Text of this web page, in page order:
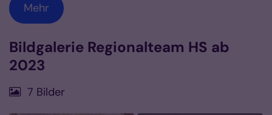
Mehr
Bildgalerie Regionalteam HS ab
2023
7 Bilder